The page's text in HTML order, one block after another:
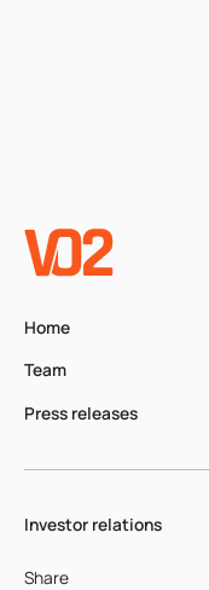
Home
Team
Press releases
Investor relations
Share